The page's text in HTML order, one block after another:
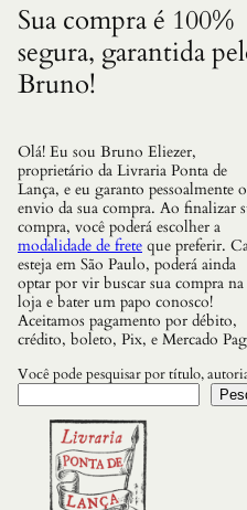
S
–
R
E
F
X
O
E
S
E
P
R
A
T
I
C
A
S
P
A
Sua compra é 100%
segura, garantida
Bruno!
Olá! Eu sou Bruno Eliezer,
proprietário da Livraria Ponta de
Lança, e eu garanto pessoalmente o
envio da sua compra. Ao finalizar
compra, você poderá escolher a
modalidade de frete que preferir.
esteja em São Paulo, poderá ainda
optar por vir buscar sua compra na
loja e bater um papo conosco!
Aceitamos pagamento por débito,
crédito, boleto, Pix, e Mercado
Você pode pesquisar por título,